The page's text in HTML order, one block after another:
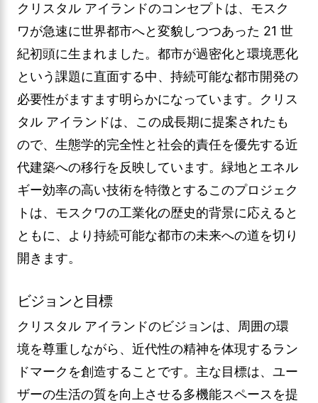
クリスタル アイランドのコンセプトは、モスク
ワが急速に世界都市へと変貌しつつあった 21 世
紀初頭に生まれました。都市が過密化と環境悪化
という課題に直面する中、持続可能な都市開発の
必要性がますます明らかになっています。クリス
タル アイランドは、この成長期に提案されたも
ので、生態学的完全性と社会的責任を優先する近
代建築への移行を反映しています。緑地とエネル
ギー効率の高い技術を特徴とするこのプロジェク
トは、モスクワの工業化の歴史的背景に応えると
ともに、より持続可能な都市の未来への道を切り
開きます。
ビジョンと目標
クリスタル アイランドのビジョンは、周囲の環
境を尊重しながら、近代性の精神を体現するラン
ドマークを創造することです。主な目標は、ユー
ザーの生活の質を向上させる多機能スペースを提